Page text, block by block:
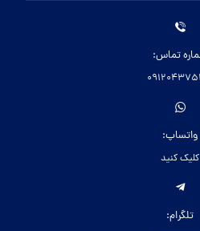
تماس:
واتساپ:
کلیک کنید
تلگرام: